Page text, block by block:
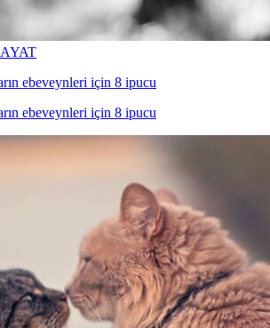
ebeveynleri için 8 ipucu
ebeveynleri için 8 ipucu